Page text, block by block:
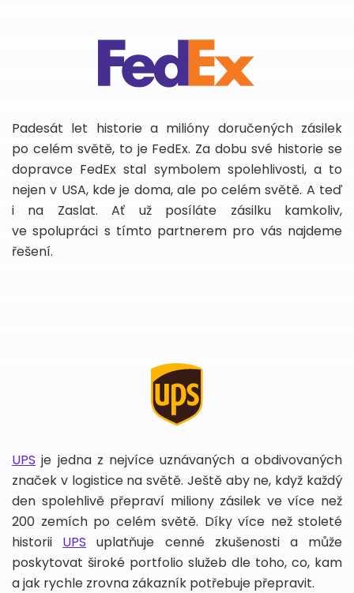
Padesát let historie a milióny doručených zásilek
po celém světě, to je FedEx. Za dobu své historie se
dopravce FedEx stal symbolem spolehlivosti, a to
nejen v USA, kde je doma, ale po celém světě. A teď
i na Zaslat. Ať už posíláte zásilku kamkoliv,
ve spolupráci s tímto partnerem pro vás najdeme
řešení.
UPS je jedna z nejvíce uznávaných a obdivovaných
značek v logistice na světě. Ještě aby ne, když každý
den spolehlivě přepraví miliony zásilek ve více než
200 zemích po celém světě. Díky více než stoleté
historii UPS uplatňuje cenné zkušenosti a může
poskytovat široké portfolio služeb dle toho, co, kam
a jak rychle zrovna zákazník potřebuje přepravit.